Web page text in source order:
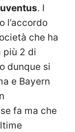
. I
l’accordo
che ha
più 2 di
dunque si
e Bayern
fa ma che